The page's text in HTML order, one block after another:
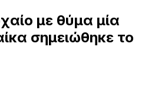
με θύμα μία
σημειώθηκε το